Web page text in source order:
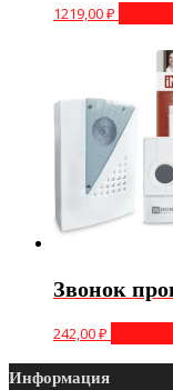
1219,00₽
Звонок
242,00₽
Информация